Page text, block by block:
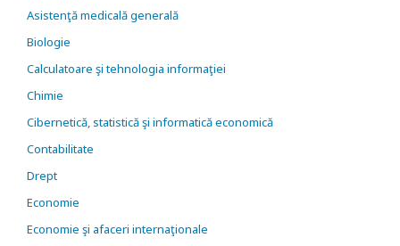
Asistenţă medicală generală
Biologie
Calculatoare şi tehnologia informaţiei
Chimie
Cibernetică, statistică şi informatică economică
Contabilitate
Drept
Economie
Economie şi afaceri internaţionale